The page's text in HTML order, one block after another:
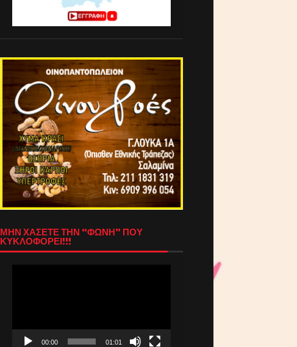
ΜΗΝ ΧΑΣΕΤΕ ΤΗΝ “ΦΩΝΗ” ΠΟΥ
ΚΥΚΛΟΦΟΡΕΙ!!!
00:00 01:01